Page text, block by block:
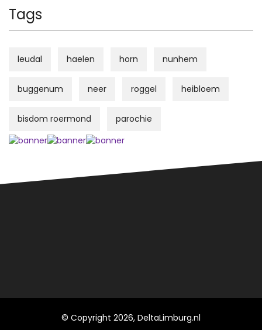
Tags
leudal haelen horn nunhem
buggenum neer roggel heibloem
bisdom roermond parochie
© Copyright 2026, DeltaLimburg.nl